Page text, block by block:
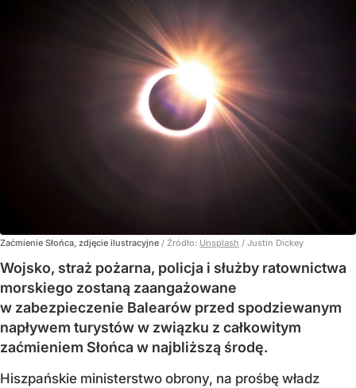
Zaćmienie Słońca, zdjęcie ilustracyjne / Źródło: Unsplash / Justin Dickey
Wojsko, straż pożarna, policja i służby ratownictwa
morskiego zostaną zaangażowane
w zabezpieczenie Balearów przed spodziewanym
napływem turystów w związku z całkowitym
zaćmieniem Słońca w najbliższą środę.
Hiszpańskie ministerstwo obrony, na prośbę władz